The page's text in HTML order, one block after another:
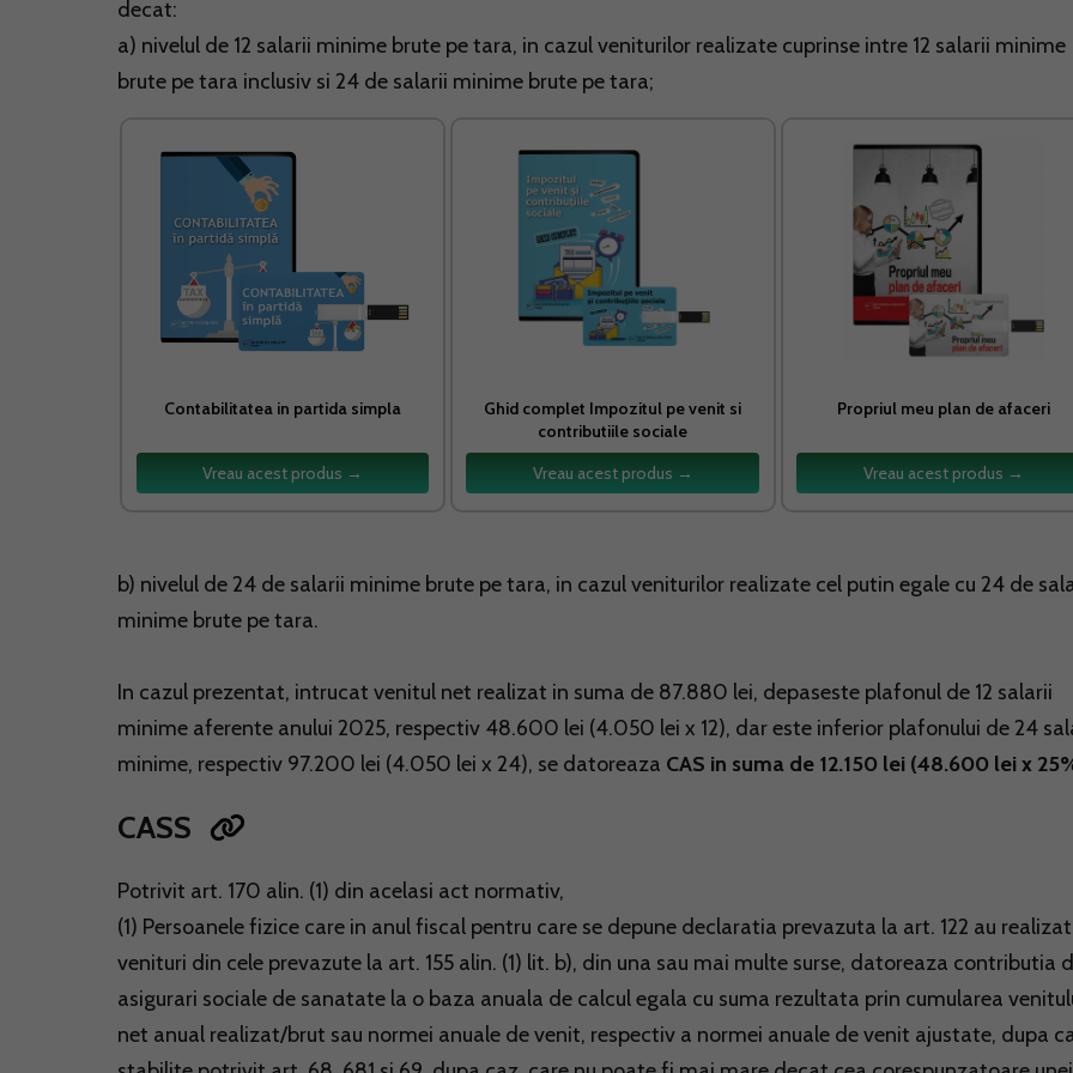
decat:
a) nivelul de 12 salarii minime brute pe tara, in cazul veniturilor realizate cuprinse intre 12 salarii minime
brute pe tara inclusiv si 24 de salarii minime brute pe tara;
Contabilitatea in partida simpla
Vreau acest produs →
Ghid complet Impozitul pe venit si
contributiile sociale
Vreau acest produs →
Propriul meu plan de afaceri
Vreau acest produs →
b) nivelul de 24 de salarii minime brute pe tara, in cazul veniturilor realizate cel putin egale cu 24 de
minime brute pe tara.
In cazul prezentat, intrucat venitul net realizat in suma de 87.880 lei, depaseste plafonul de 12 salarii
minime aferente anului 2025, respectiv 48.600 lei (4.050 lei x 12), dar este inferior plafonului de 24
minime, respectiv 97.200 lei (4.050 lei x 24), se datoreaza CAS in suma de 12.150 lei (48.600 lei x
CASS
Potrivit art. 170 alin. (1) din acelasi act normativ,
(1) Persoanele fizice care in anul fiscal pentru care se depune declaratia prevazuta la art. 122 au realizat
venituri din cele prevazute la art. 155 alin. (1) lit. b), din una sau mai multe surse, datoreaza contributia
asigurari sociale de sanatate la o baza anuala de calcul egala cu suma rezultata prin cumularea
net anual realizat/brut sau normei anuale de venit, respectiv a normei anuale de venit ajustate, dupa